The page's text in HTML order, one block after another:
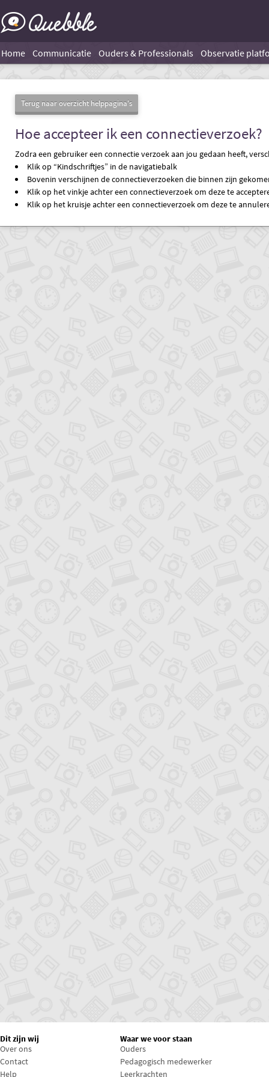
Home Communicatie Ouders & Professionals Observatie
Terug naar overzicht helppagina's
Hoe accepteer ik een connectieverzoek?
Zodra een gebruiker een connectie verzoek aan jou gedaan heeft,
Klik op “Kindschriftjes” in de navigatiebalk
Bovenin verschijnen de connectieverzoeken die binnen zijn
Klik op het vinkje achter een connectieverzoek om deze te
Klik op het kruisje achter een connectieverzoek om deze te
Dit zijn wij
Over ons
Contact
Help
Waar we voor staan
Ouders
Pedagogisch medewerker
Leerkrachten